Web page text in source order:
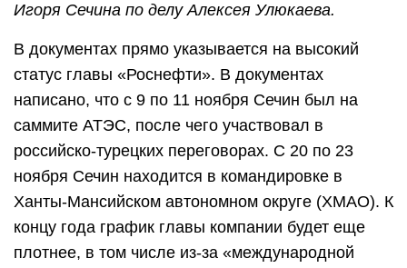
Игоря Сечина по делу Алексея Улюкаева.
В документах прямо указывается на высокий
статус главы «Роснефти». В документах
написано, что с 9 по 11 ноября Сечин был на
саммите АТЭС, после чего участвовал в
российско-турецких переговорах. С 20 по 23
ноября Сечин находится в командировке в
Ханты-Мансийском автономном округе (ХМАО). К
концу года график главы компании будет еще
плотнее, в том числе из-за «международной